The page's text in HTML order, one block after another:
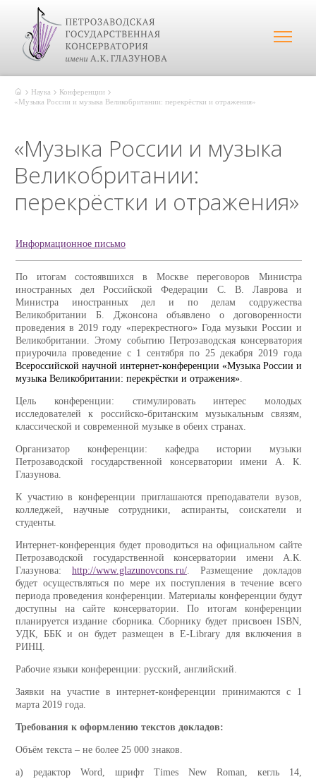
Наука
Конференции
«Музыка России и музыка Великобритании: перекрёстки и отражения»
«Музыка России и музыка
Великобритании:
перекрёстки и отражения»
Информационное письмо
По итогам состоявшихся в Москве переговоров Министра
иностранных дел Российской Федерации С. В. Лаврова и
Министра иностранных дел и по делам содружества
Великобритании Б. Джонсона объявлено о договоренности
проведения в 2019 году «перекрестного» Года музыки России и
Великобритании. Этому событию Петрозаводская консерватория
приурочила проведение с 1 сентября по 25 декабря 2019 года
Всероссийской научной интернет-конференции «Музыка России и
музыка Великобритании: перекрёстки и отражения».
Цель конференции: стимулировать интерес молодых
исследователей к российско-британским музыкальным связям,
классической и современной музыке в обеих странах.
Организатор конференции: кафедра истории музыки
Петрозаводской государственной консерватории имени А. К.
Глазунова.
К участию в конференции приглашаются преподаватели вузов,
колледжей, научные сотрудники, аспиранты, соискатели и
студенты.
Интернет-конференция будет проводиться на официальном сайте
Петрозаводской государственной консерватории имени А.К.
Глазунова: http://www.glazunovcons.ru/. Размещение докладов
будет осуществляться по мере их поступления в течение всего
периода проведения конференции. Материалы конференции будут
доступны на сайте консерватории. По итогам конференции
планируется издание сборника. Сборнику будет присвоен ISBN,
УДК, ББК и он будет размещен в E-Library для включения в
РИНЦ.
Рабочие языки конференции: русский, английский.
Заявки на участие в интернет-конференции принимаются с 1
марта 2019 года.
Требования к оформлению текстов докладов:
Объём текста – не более 25 000 знаков.
а) редактор Word, шрифт Times New Roman, кегль 14,